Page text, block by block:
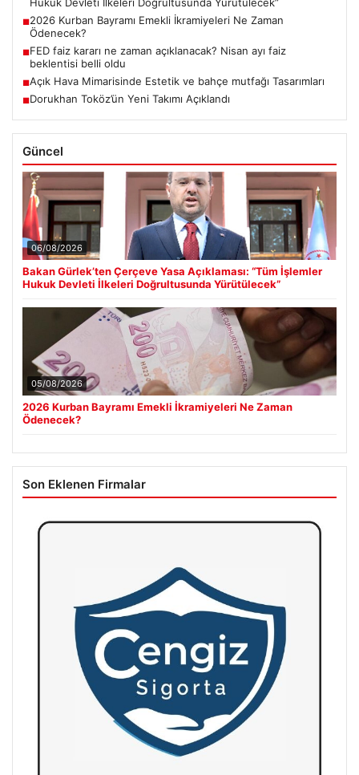
Hukuk Devleti İlkeleri Doğrultusunda Yürütülecek”
■2026 Kurban Bayramı Emekli İkramiyeleri Ne Zaman
Ödenecek?
■FED faiz kararı ne zaman açıklanacak? Nisan ayı faiz
beklentisi belli oldu
■Açık Hava Mimarisinde Estetik ve bahçe mutfağı Tasarımları
■Dorukhan Toköz’ün Yeni Takımı Açıklandı
Güncel
06/08/2026
Bakan Gürlek’ten Çerçeve Yasa Açıklaması: “Tüm İşlemler
Hukuk Devleti İlkeleri Doğrultusunda Yürütülecek”
05/08/2026
2026 Kurban Bayramı Emekli İkramiyeleri Ne Zaman
Ödenecek?
Son Eklenen Firmalar